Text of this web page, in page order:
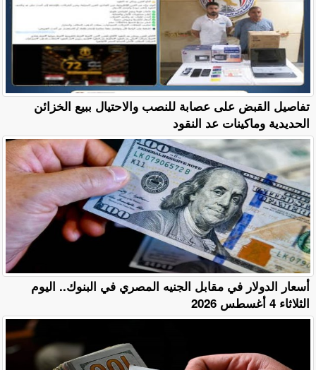
تفاصيل القبض على عصابة للنصب والاحتيال ببيع الخزائن
الحديدية وماكينات عد النقود
أسعار الدولار في مقابل الجنيه المصري في البنوك.. اليوم
الثلاثاء 4 أغسطس 2026